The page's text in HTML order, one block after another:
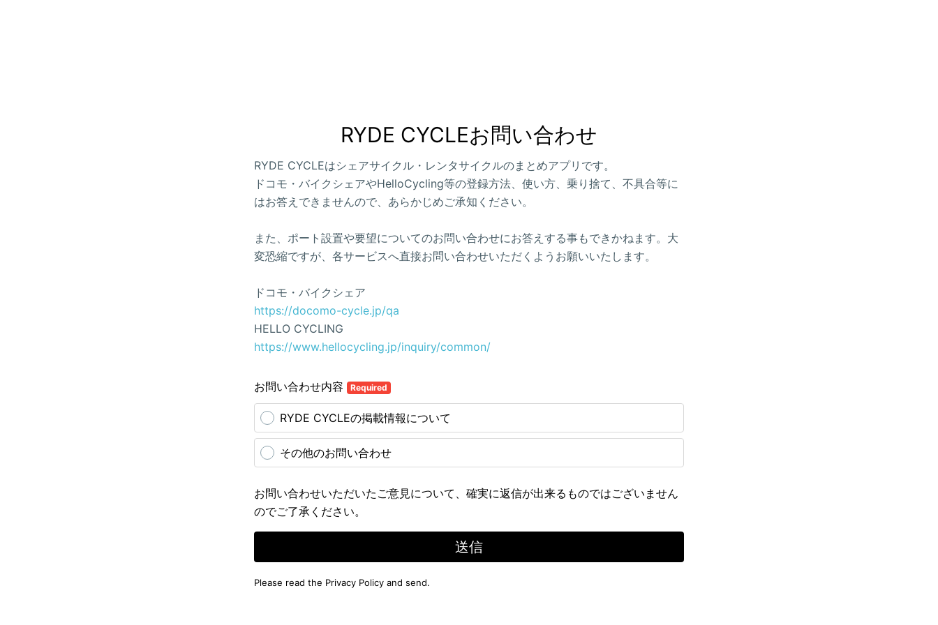
RYDE CYCLEお問い合わせ
RYDE CYCLEはシェアサイクル・レンタサイクルのまとめアプリです。
ドコモ・バイクシェアやHelloCycling等の登録方法、使い方、乗り捨て、不具合等に
はお答えできませんので、あらかじめご承知ください。
また、ポート設置や要望についてのお問い合わせにお答えする事もできかねます。大
変恐縮ですが、各サービスへ直接お問い合わせいただくようお願いいたします。
ドコモ・バイクシェア
https://docomo-cycle.jp/qa
HELLO CYCLING
https://www.hellocycling.jp/inquiry/common/
お問い合わせ内容 Required
RYDE CYCLEの掲載情報について
その他のお問い合わせ
お問い合わせいただいたご意見について、確実に返信が出来るものではございません
のでご了承ください。
送信
Please read the Privacy Policy and send.